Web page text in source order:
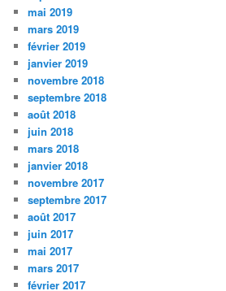
mai 2019
mars 2019
février 2019
janvier 2019
novembre 2018
septembre 2018
août 2018
juin 2018
mars 2018
janvier 2018
novembre 2017
septembre 2017
août 2017
juin 2017
mai 2017
mars 2017
février 2017